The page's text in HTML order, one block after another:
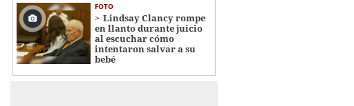
FOTO
Lindsay Clancy rompe
en llanto durante juicio
al escuchar cómo
intentaron salvar a su
bebé